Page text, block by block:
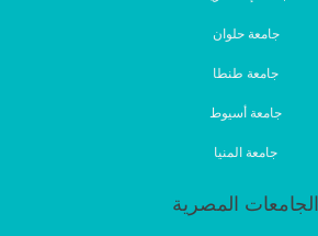
جامعة حلوان
جامعة طنطا
جامعة أسيوط
جامعة المنيا
الجامعات المصرية